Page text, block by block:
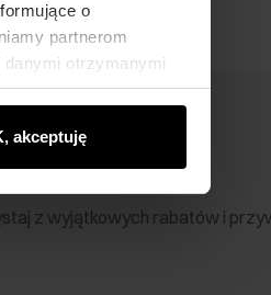
o
partnerom
otrzymanymi
akceptuję
z wyjątkowych rabatów i